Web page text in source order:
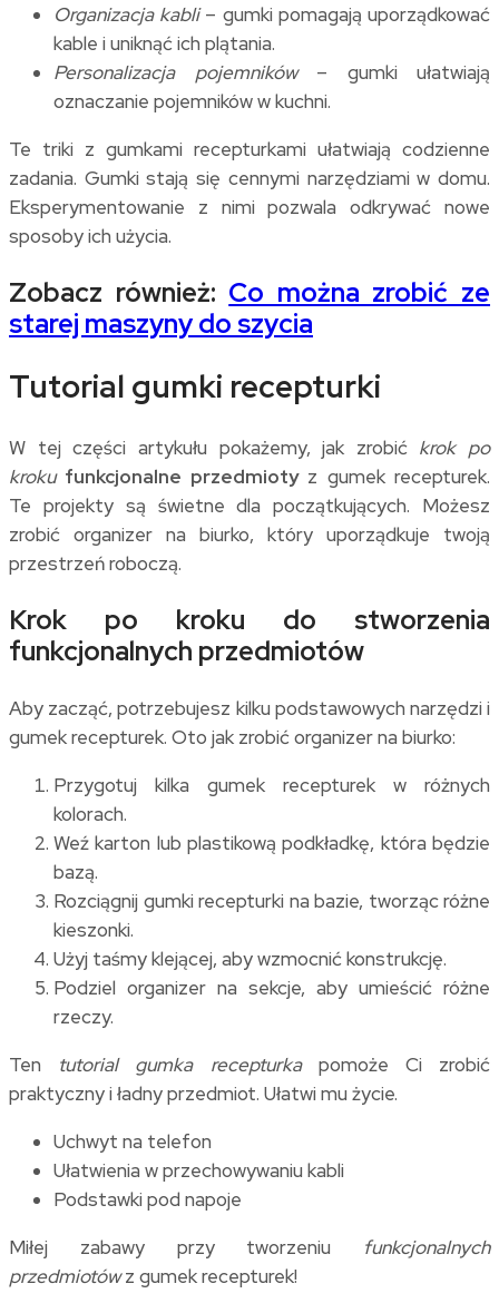
Organizacja kabli– gumki pomagają uporządkować
kable i uniknąć ich plątania.
Personalizacja pojemników– gumki ułatwiają
oznaczanie pojemników w kuchni.
Te triki z gumkami recepturkami ułatwiają codzienne
zadania. Gumki stają się cennymi narzędziami w domu.
Eksperymentowanie z nimi pozwala odkrywać nowe
sposoby ich użycia.
Zobacz również: Co można zrobić ze
starej maszyny do szycia
Tutorial gumki recepturki
W tej części artykułu pokażemy, jak zrobić krok po
kroku funkcjonalne przedmiotyz gumek recepturek.
Te projekty są świetne dla początkujących. Możesz
zrobić organizer na biurko, który uporządkuje twoją
przestrzeń roboczą.
Krok po kroku do stworzenia
funkcjonalnych przedmiotów
Aby zacząć, potrzebujesz kilku podstawowych narzędzi i
gumek recepturek. Oto jak zrobić organizer na biurko:
Przygotuj kilka gumek recepturek w różnych
kolorach.
Weź karton lub plastikową podkładkę, która będzie
bazą.
Rozciągnij gumki recepturki na bazie, tworząc różne
kieszonki.
Użyj taśmy klejącej, aby wzmocnić konstrukcję.
Podziel organizer na sekcje, aby umieścić różne
rzeczy.
Ten tutorial gumka recepturkapomoże Ci zrobić
praktyczny i ładny przedmiot. Ułatwi mu życie.
Uchwyt na telefon
Ułatwienia w przechowywaniu kabli
Podstawki pod napoje
Miłej zabawy przy tworzeniu funkcjonalnych
przedmiotówz gumek recepturek!